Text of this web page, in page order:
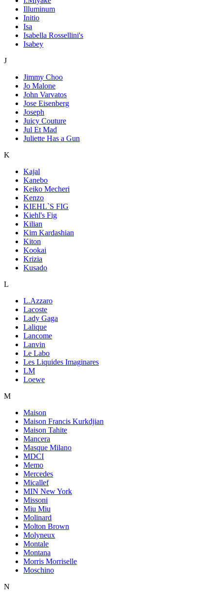
Illuminum
Initio
Isa
Isabella Rossellini's
Isabey
J
Jimmy Choo
Jo Malone
John Varvatos
Jose Eisenberg
Joseph
Juicy Couture
Jul Et Mad
Juliette Has a Gun
K
Kajal
Kanebo
Keiko Mecheri
Kenzo
KIEHL`S FIG
Kiehl's Fig
Kilian
Kim Kardashian
Kiton
Kookai
Krizia
Kusado
L
L.Azzaro
Lacoste
Lady Gaga
Lalique
Lancome
Lanvin
Le Labo
Les Liquides Imaginares
LM
Loewe
M
Maison
Maison Francis Kurkdjian
Maison Tahite
Mancera
Masque Milano
MDCI
Memo
Mercedes
Micallef
MIN New York
Missoni
Miu Miu
Molinard
Molton Brown
Molyneux
Montale
Montana
Morris Morriselle
Moschino
N